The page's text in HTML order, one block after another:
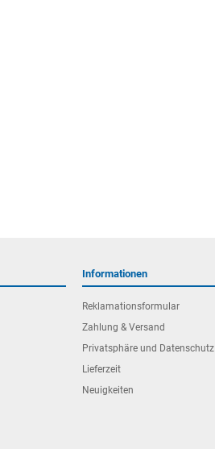
Informationen
Reklamationsformular
Zahlung & Versand
Privatsphäre und Datenschutz
Lieferzeit
Neuigkeiten